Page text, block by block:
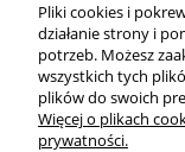
WSZELKIE
Pliki cookies i
działanie strony i
potrzeb. Możesz
wszystkich tych
plików do swoich
Więcej o plikach
prywatności.